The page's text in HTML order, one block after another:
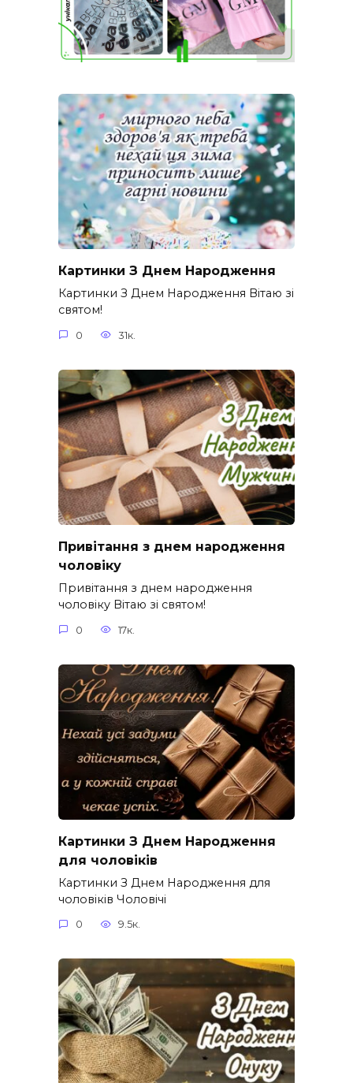
Картинки З Днем Народження
Картинки З Днем Народження Вітаю зі
святом!
0 31к.
Привітання з днем народження
чоловіку
Привітання з днем народження
чоловіку Вітаю зі святом!
0 17к.
Картинки З Днем Народження
для чоловіків​
Картинки З Днем Народження для
чоловіків​ Чоловічі
0 9.5к.